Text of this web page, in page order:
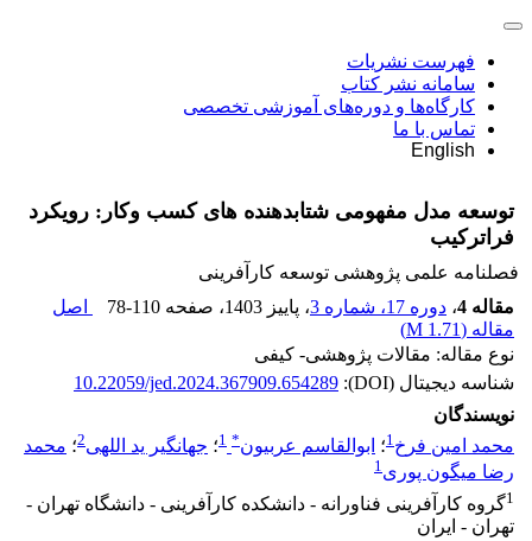
فهرست نشریات
سامانه نشر کتاب
کارگاه‌ها و دوره‌های آموزشی تخصصی
تماس با ما
English
توسعه مدل مفهومی شتابدهنده های کسب وکار: رویکرد
فراترکیب
فصلنامه علمی پژوهشی توسعه کارآفرینی
مقاله 4
، دوره 17، شماره 3 ، پاییز 1403 ، صفحه 78-110
اصل
مقاله (1.71 M
)
نوع مقاله: مقالات پژوهشی- کیفی
شناسه دیجیتال (DOI):
10.22059/jed.2024.367909.654289
نویسندگان
محمد امین فرخ1؛ ابوالقاسم عربیون*
1؛ جهانگیر ید اللهی2؛ محمد
رضا میگون پوری1
1گروه کارآفرینی فناورانه - دانشکده کارآفرینی - دانشگاه تهران -
تهران - ایران